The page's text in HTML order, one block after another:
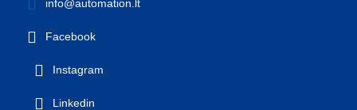
info@automation.lt
Facebook
Instagram
Linkedin